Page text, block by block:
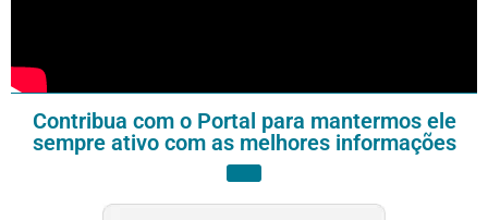
Contribua com o Portal para mantermos ele
sempre ativo com as melhores informações